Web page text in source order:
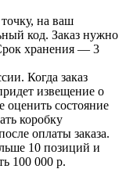
на ваш
код. Заказ нужно
хранения — 3
Когда заказ
извещение о
состояние
коробку
оплаты заказа.
10 позиций и
100 000 р.